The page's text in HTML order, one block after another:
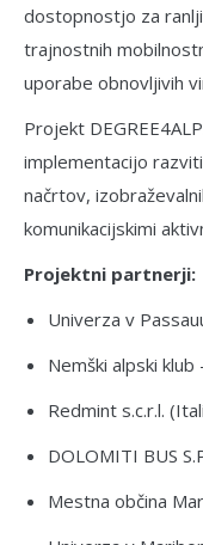
dostopnostjo za
trajnostnih
uporabe obnovljivih
Projekt
implementacijo
načrtov,
komunikacijskimi
Projektni partnerji:
Univerza v
Nemški alpski
Redmint s.c.r.l.
DOLOMITI BUS
Mestna občina